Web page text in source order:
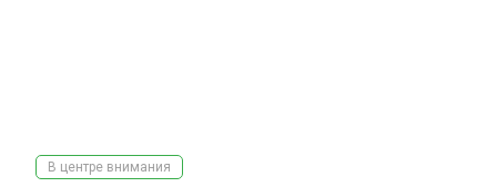
В центре внимания